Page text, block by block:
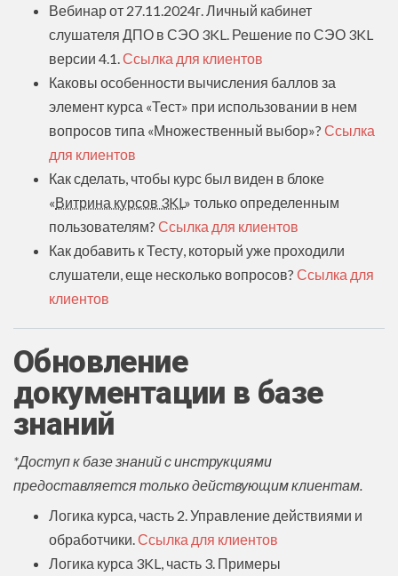
Вебинар от 27.11.2024г. Личный кабинет
слушателя ДПО в СЭО 3KL. Решение по СЭО 3KL
версии 4.1. Ссылка для клиентов
Каковы особенности вычисления баллов за
элемент курса «Тест» при использовании в нем
вопросов типа «Множественный выбор»? Ссылка
для клиентов
Как сделать, чтобы курс был виден в блоке
«Витрина курсов 3KL» только определенным
пользователям? Ссылка для клиентов
Как добавить к Тесту, который уже проходили
слушатели, еще несколько вопросов? Ссылка для
клиентов
Обновление
документации в базе
знаний
*Доступ к базе знаний с инструкциями
предоставляется только действующим клиентам.
Логика курса, часть 2. Управление действиями и
обработчики. Ссылка для клиентов
Логика курса 3KL, часть 3. Примеры